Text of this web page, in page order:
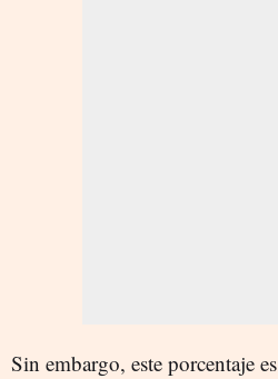
Sin embargo, este porcentaje es